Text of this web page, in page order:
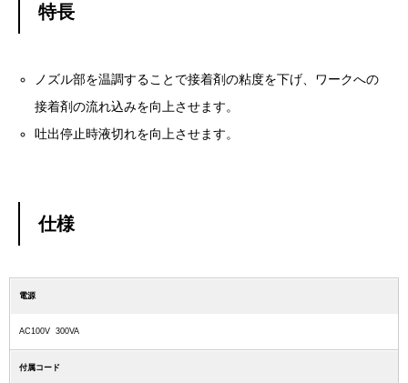
特長
ノズル部を温調することで接着剤の粘度を下げ、ワークへの
接着剤の流れ込みを向上させます。
吐出停止時液切れを向上させます。
仕様
電源
AC100V 300VA
付属コード